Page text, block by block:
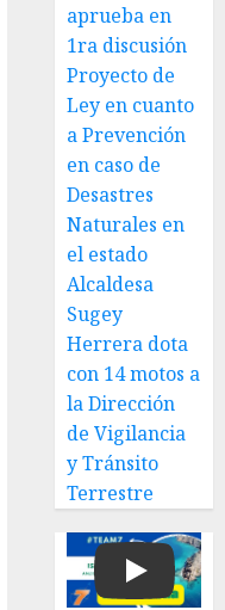
aprueba en
1ra discusión
Proyecto de
Ley en cuanto
a Prevención
en caso de
Desastres
Naturales en
el estado
Alcaldesa
Sugey
Herrera dota
con 14 motos a
la Dirección
de Vigilancia
y Tránsito
Terrestre
Play